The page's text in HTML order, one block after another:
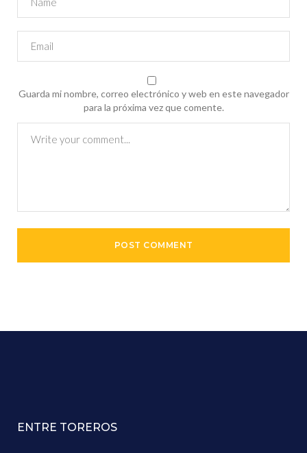
Guarda mi nombre, correo electrónico y web en este navegador
para la próxima vez que comente.
ENTRE TOREROS